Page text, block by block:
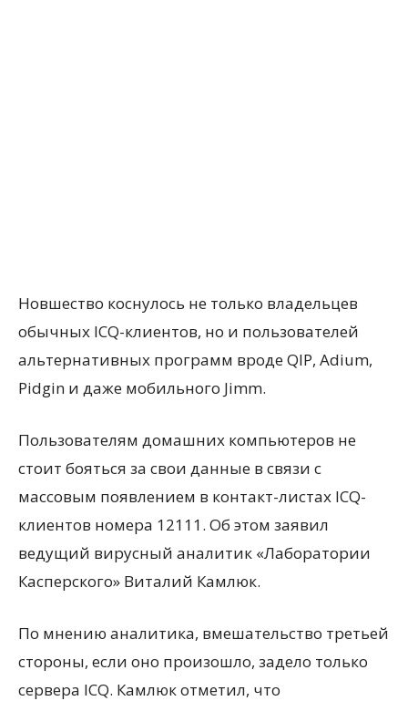
Новшество коснулось не только владельцев
обычных ICQ-клиентов, но и пользователей
альтернативных программ вроде QIP, Adium,
Pidgin и даже мобильного Jimm.
Пользователям домашних компьютеров не
стоит бояться за свои данные в связи с
массовым появлением в контакт-листах ICQ-
клиентов номера 12111. Об этом заявил
ведущий вирусный аналитик «Лаборатории
Касперского» Виталий Камлюк.
По мнению аналитика, вмешательство третьей
стороны, если оно произошло, задело только
сервера ICQ. Камлюк отметил, что